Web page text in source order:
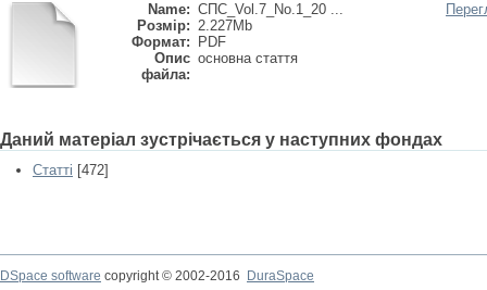
Name: СПС_Vol.7_No.1_20 ...
Розмір: 2.227Mb
Формат:
PDF
Опис
файла:
основна стаття
Даний матеріал зустрічається у наступних фондах
Статті [472]
DSpace software copyright © 2002-2016
DuraSpace